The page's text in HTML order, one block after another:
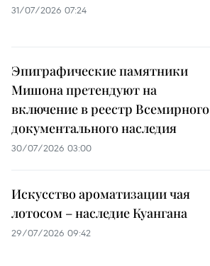
31/07/2026 07:24
Эпиграфические памятники
Мишона претендуют на
включение в реестр Всемирного
документального наследия
30/07/2026 03:00
Искусство ароматизации чая
лотосом – наследие Куангана
29/07/2026 09:42